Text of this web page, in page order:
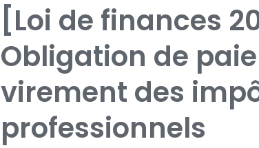
[Loi de finances
Obligation de
virement des
professionnels
DE
FINANCES
2026]
DE
PAIEMENT
PAR
VIREMENT
DES
IMPÔTS
DES
PROFESSIONNELS